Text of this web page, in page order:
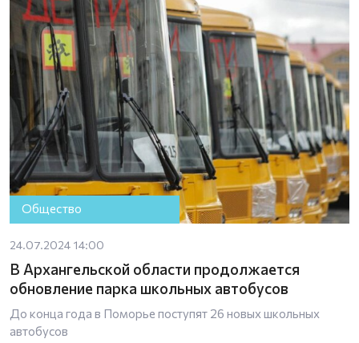
Общество
24.07.2024 14:00
В Архангельской области продолжается
обновление парка школьных автобусов
До конца года в Поморье поступят 26 новых школьных
автобусов